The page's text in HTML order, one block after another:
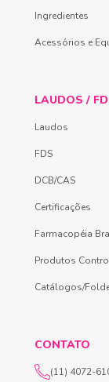
Ingredientes
Acessórios e
LAUDOS /
Laudos
FDS
DCB/CAS
Certificações
Farmacopéia
Produtos
Catálogos/
CONTATO
(11) 4072-